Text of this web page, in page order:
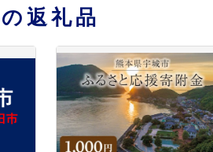
返礼品